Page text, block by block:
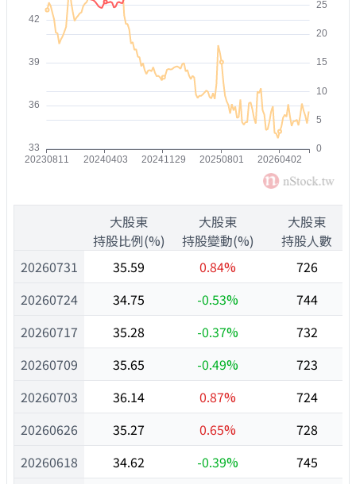
20260731
20260724
20260717
20260709
20260703
20260626
20260618
大股東
持股比例(%)
大股東
持股變動(%)
大股東
持股人數
35.59
0.84%
726
34.75
-0.53%
744
35.28
-0.37%
732
35.65
-0.49%
723
36.14
0.87%
724
35.27
0.65%
728
34.62
-0.39%
745